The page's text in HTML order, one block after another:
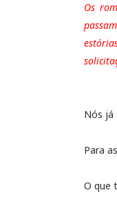
Os
Nós já
Para
O que